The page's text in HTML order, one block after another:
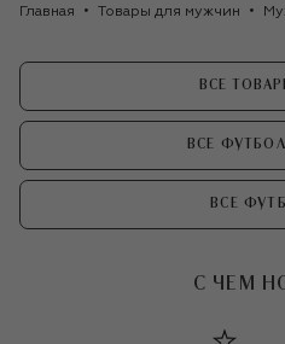
Главная Товары для мужчин
ВСЕ
ВСЕ
ВСЕ
С ЧЕМ